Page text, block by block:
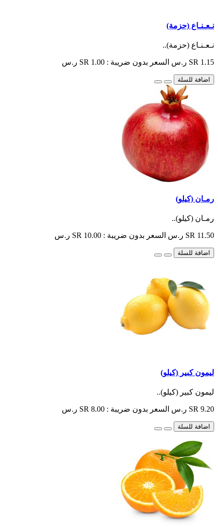
نـعـنـاع (حزمة)
نـعـنـاع (حزمة)..
SR 1.15 ر.س السعر بدون ضريبة : SR 1.00 ر.س
اضافة للسلة
رمـان (كيلو)
رمـان (كيلو)..
SR 11.50 ر.س السعر بدون ضريبة : SR 10.00 ر.س
اضافة للسلة
ليمون كبير (كيلو)
ليمون كبير (كيلو)..
SR 9.20 ر.س السعر بدون ضريبة : SR 8.00 ر.س
اضافة للسلة